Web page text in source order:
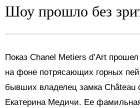
Шоу прошло без
Показ Chanel Metiers d’Art
на фоне потрясающих горных
бывших владелец замка Château
Екатерина Медичи. Ее